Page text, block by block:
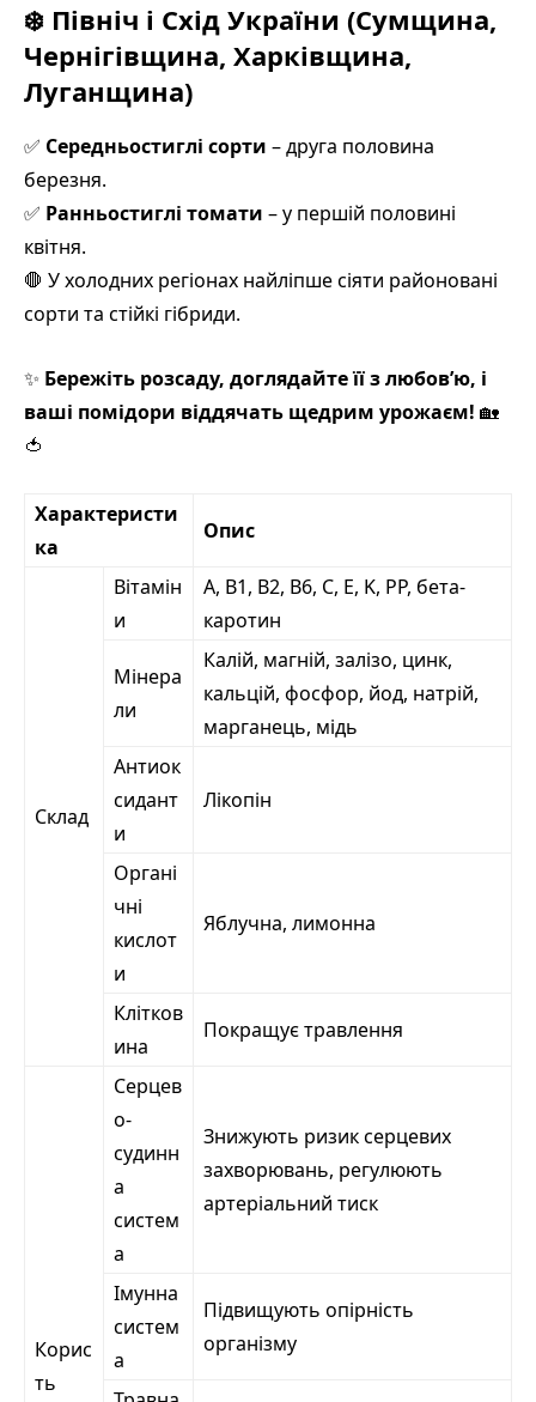
❄️ Північ і Схід України (Сумщина,
Чернігівщина, Харківщина,
Луганщина)
✅ Середньостиглі сорти – друга половина
березня.
✅ Ранньостиглі томати – у першій половині
квітня.
🛑 У холодних регіонах найліпше сіяти районовані
сорти та стійкі гібриди.
✨ Бережіть розсаду, доглядайте її з любов’ю, і
ваші помідори віддячать щедрим урожаєм! 🏡
🍅
Характеристи
ка
Опис
Склад
Вітамін
и
А, B1, B2, B6, C, E, K, PP, бета-
каротин
Мінера
ли
Калій, магній, залізо, цинк,
кальцій, фосфор, йод, натрій,
марганець, мідь
Антиок
сидант
и
Лікопін
Органі
чні
кислот
и
Яблучна, лимонна
Клітков
ина
Покращує травлення
Корис
ть
Серцев
о-
судинн
а
систем
а
Знижують ризик серцевих
захворювань, регулюють
артеріальний тиск
Імунна
систем
а
Підвищують опірність
організму